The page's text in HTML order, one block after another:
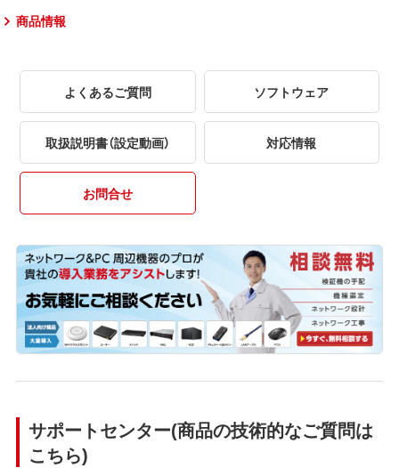
商品情報
よくあるご質問 ソフトウェア
取扱説明書（設定動画） 対応情報
お問合せ
サポートセンター(商品の技術的なご質問は
こちら)